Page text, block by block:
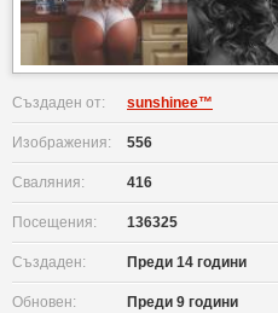
Създаден от: sunshinee™
Изображения: 556
Сваляния: 416
Посещения: 136325
Създаден: Преди 14 години
Обновен: Преди 9 години